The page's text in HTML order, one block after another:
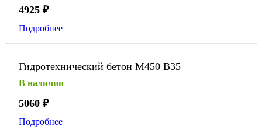
4925 ₽
Подробнее
Гидротехнический бетон М450 В35
В наличии
5060 ₽
Подробнее